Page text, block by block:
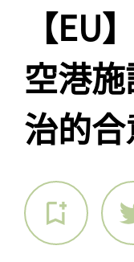
【EU
空港
治的